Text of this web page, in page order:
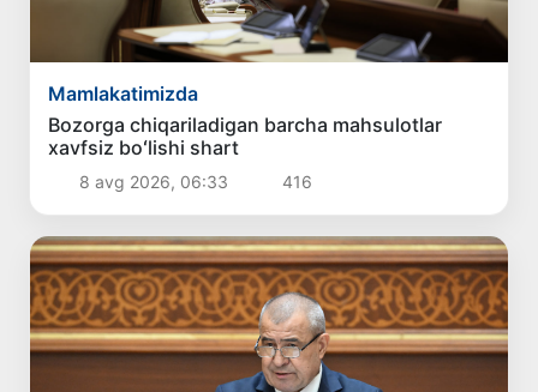
Mamlakatimizda
Bozorga chiqariladigan barcha mahsulotlar
xavfsiz boʻlishi shart
8 avg 2026, 06:33 416